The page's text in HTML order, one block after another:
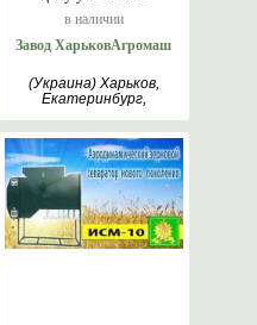
в наличии
Завод ХарьковАгромаш
(Украина) Харьков,
Екатеринбург,